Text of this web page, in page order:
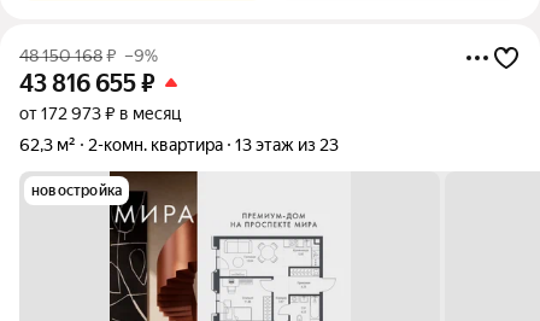
48 150 168₽ –9%
43 816 655₽
от 172 973 ₽ в месяц
62,3 м²
2-комн. квартира 13 этаж из 23
новостройка